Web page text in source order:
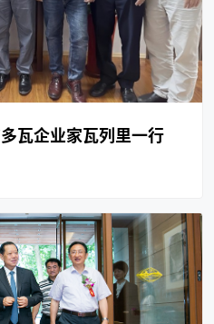
瓦企业家瓦列里一行